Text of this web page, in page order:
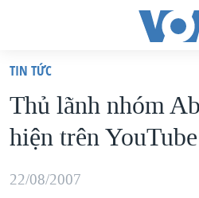
truy
cập
Tới
dung
VIỆT NAM
HOA KỲ
BIỂN ĐÔNG
TIN TỨC
Thủ lãnh nhóm
hiện trên YouTube
22/08/2007